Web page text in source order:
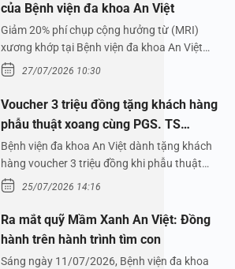
của Bệnh viện đa khoa An Việt
Giảm 20% phí chụp cộng hưởng từ (MRI)
xương khớp tại Bệnh viện đa khoa An Việt
Bệnh viện đa…
27/07/2026 10:30
Voucher 3 triệu đồng tặng khách hàng
phẫu thuật xoang cùng PGS. TS
Nguyễn Thị Hoài An
Bệnh viện đa khoa An Việt dành tặng khách
hàng voucher 3 triệu đồng khi phẫu thuật
xoang cùng PGS.…
25/07/2026 14:16
Ra mắt quỹ Mầm Xanh An Việt: Đồng
hành trên hành trình tìm con
Sáng ngày 11/07/2026, Bệnh viện đa khoa